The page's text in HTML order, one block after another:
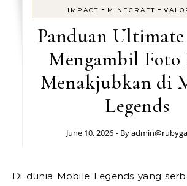
IMPACT - MINECRAFT -
Panduan
Mengambil Foto
Menakjubkan di
Legends
June 10, 2026 - By
Di dunia Mobile Legends yang serba cepat, meraih